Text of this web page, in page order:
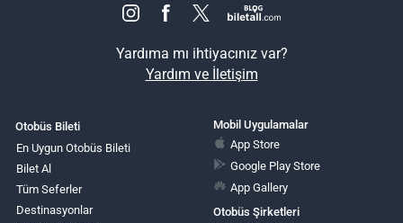
Yardıma mı ihtiyacınız var?
Yardım ve İletişim
Otobüs Bileti
En Uygun Otobüs Bileti
Bilet Al
Tüm Seferler
Destinasyonlar
Mobil Uygulamalar
App Store
Google Play Store
App Gallery
Otobüs Şirketleri